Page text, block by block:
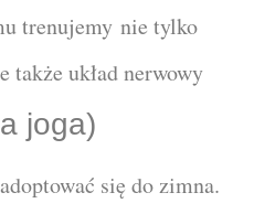
trenujemy nie tylko
także układ nerwowy
joga)
się do zimna.